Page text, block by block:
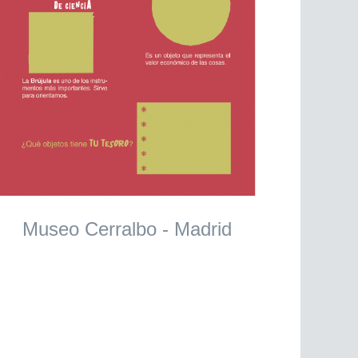
Museo Cerralbo - Madrid